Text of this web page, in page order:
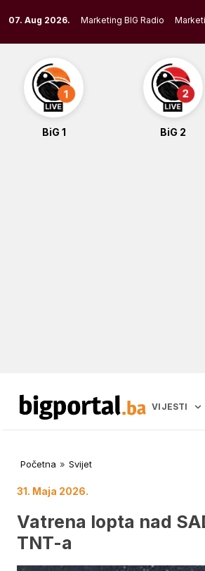
to
content
07. Aug 2026. Marketing BIG Radio
BiG 1 BiG 2
VIJESTI
Početna » Svijet
31. Maja 2026.
Vatrena lopta nad
TNT-a